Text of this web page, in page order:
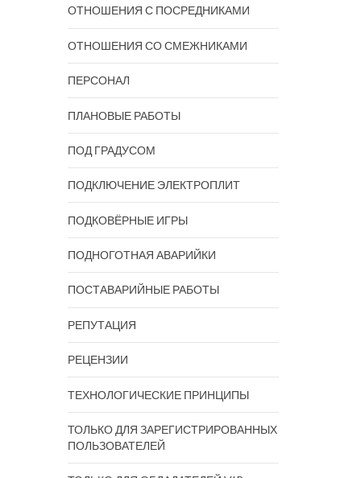
ОТНОШЕНИЯ С ПОСРЕДНИКАМИ
ОТНОШЕНИЯ СО СМЕЖНИКАМИ
ПЕРСОНАЛ
ПЛАНОВЫЕ РАБОТЫ
ПОД ГРАДУСОМ
ПОДКЛЮЧЕНИЕ ЭЛЕКТРОПЛИТ
ПОДКОВЁРНЫЕ ИГРЫ
ПОДНОГОТНАЯ АВАРИЙКИ
ПОСТАВАРИЙНЫЕ РАБОТЫ
РЕПУТАЦИЯ
РЕЦЕНЗИИ
ТЕХНОЛОГИЧЕСКИЕ ПРИНЦИПЫ
ТОЛЬКО ДЛЯ ЗАРЕГИСТРИРОВАННЫХ
ПОЛЬЗОВАТЕЛЕЙ